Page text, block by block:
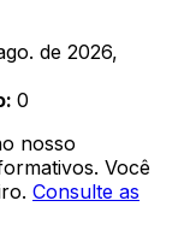
de 2026,
: 0
nosso
Você
Consulte as